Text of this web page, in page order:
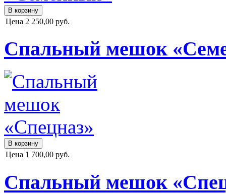
Цена 2 250,00 руб.
Спальный мешок
Цена 1 700,00 руб.
Спальный мешок